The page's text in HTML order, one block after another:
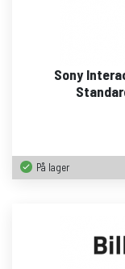
Sony
På lager